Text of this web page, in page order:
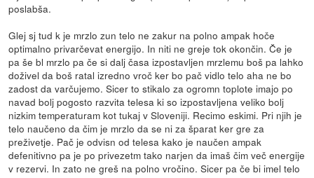
poslabša.
Glej sj tud k je mrzlo zun telo ne zakur na polno ampak hoče
optimalno privarčevat energijo. In niti ne greje tok okončin. Če je
pa še bl mrzlo pa če si dalj časa izpostavljen mrzlemu boš pa lahko
doživel da boš ratal izredno vroč ker bo pač vidlo telo aha ne bo
zadost da varčujemo. Sicer to stikalo za ogromn toplote imajo po
navad bolj pogosto razvita telesa ki so izpostavljena veliko bolj
nizkim temperaturam kot tukaj v Sloveniji. Recimo eskimi. Pri njih je
telo naučeno da čim je mrzlo da se ni za šparat ker gre za
preživetje. Pač je odvisn od telesa kako je naučen ampak
defenitivno pa je po privezetm tako narjen da imaš čim več energije
v rezervi. In zato ne greš na polno vročino. Sicer pa če bi imel telo